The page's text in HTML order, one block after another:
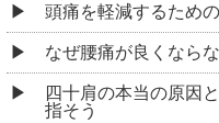
頭痛を軽減するため
なぜ腰痛が良くなら
四十肩の本当の原因
指そう